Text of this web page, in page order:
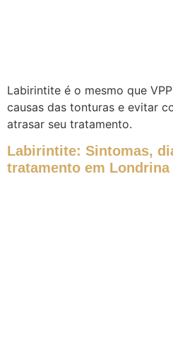
Labirintite é o mesmo que
causas das tonturas e evitar
atrasar seu tratamento.
Labirintite: Sintomas,
tratamento em Londrina